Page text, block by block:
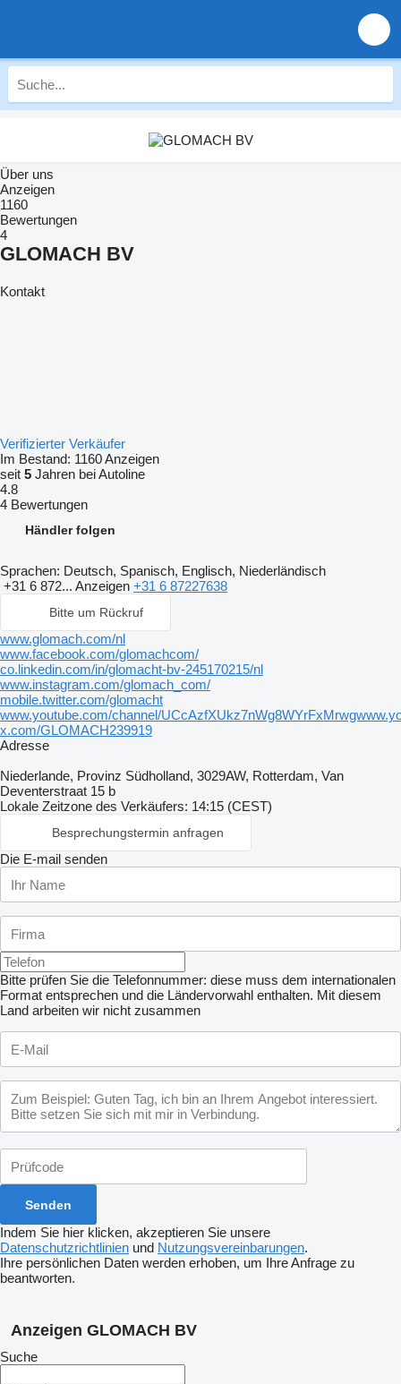
Über uns
Anzeigen
1160
Bewertungen
4
GLOMACH BV
Kontakt
Verifizierter Verkäufer
Im Bestand: 1160 Anzeigen
seit 5 Jahren bei Autoline
4.8
4 Bewertungen
Händler folgen
Sprachen: Deutsch, Spanisch, Englisch, Niederländisch
+31 6 872... Anzeigen +31 6 87227638
Bitte um Rückruf
www.glomach.com/nl
www.facebook.com/glomachcom/
co.linkedin.com/in/glomacht-bv-245170215/nl
www.instagram.com/glomach_com/
mobile.twitter.com/glomacht
www.youtube.com/channel/
x.com/GLOMACH239919
Adresse
Niederlande, Provinz Südholland, 3029AW, Rotterdam, Van
Deventerstraat 15 b
Lokale Zeitzone des Verkäufers: 14:15 (CEST)
Besprechungstermin anfragen
Die E-mail senden
Bitte prüfen Sie die Telefonnummer: diese muss dem internationalen
Format entsprechen und die Ländervorwahl enthalten. Mit diesem
Land arbeiten wir nicht zusammen
Indem Sie hier klicken, akzeptieren Sie unsere
Datenschutzrichtlinien und Nutzungsvereinbarungen.
Ihre persönlichen Daten werden erhoben, um Ihre Anfrage zu
beantworten.
Anzeigen GLOMACH BV
Suche